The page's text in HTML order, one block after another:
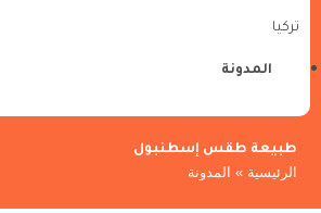
تركيا
المدونة
طبيعة طقس إسطنبول
الرئيسية » المدونة